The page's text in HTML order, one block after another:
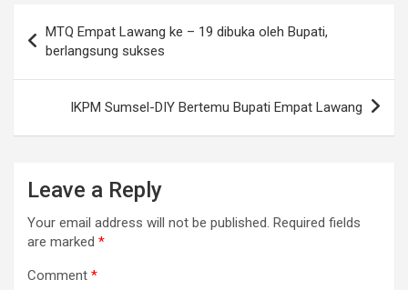
navigation
MTQ Empat Lawang ke – 19 dibuka oleh Bupati,
berlangsung sukses
IKPM Sumsel-DIY Bertemu Bupati Empat Lawang
Leave a Reply
Your email address will not be published. Required fields
are marked *
Comment *